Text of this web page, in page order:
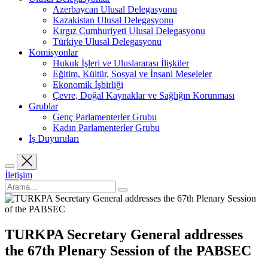
Azerbaycan Ulusal Delegasyonu
Kazakistan Ulusal Delegasyonu
Kırgız Cumhuriyeti Ulusal Delegasyonu
Türkiye Ulusal Delegasyonu
Komisyonlar
Hukuk İşleri ve Uluslararası İlişkiler
Eğitim, Kültür, Sosyal ve İnsani Meseleler
Ekonomik İşbirliği
Çevre, Doğal Kaynaklar ve Sağlığın Korunması
Grublar
Genç Parlamenterler Grubu
Kadın Parlamenterler Grubu
İş Duyuruları
İletişim
TURKPA Secretary General addresses
the 67th Plenary Session of the PABSEC